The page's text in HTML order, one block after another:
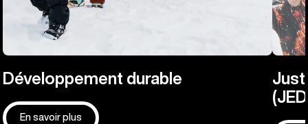
Développement durable
En savoir plus